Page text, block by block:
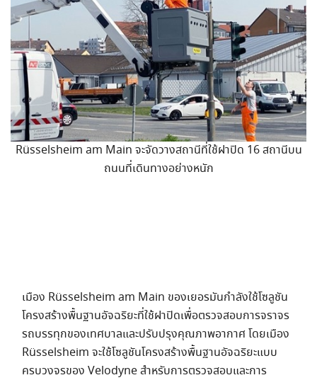
Rüsselsheim am Main จะจัดวางสถานีที่ใช้ฝาปิด 16 สถานีบน
ถนนที่เดินทางอย่างหนัก
เมือง Rüsselsheim am Main ของเยอรมันกําลังใช้โซลูชัน
โครงสร้างพื้นฐานอัจฉริยะที่ใช้ฝาปิดเพื่อตรวจสอบการจราจร
รถบรรทุกของเทศบาลและปรับปรุงคุณภาพอากาศ โดยเมือง
Rüsselsheim จะใช้โซลูชันโครงสร้างพื้นฐานอัจฉริยะแบบ
ครบวงจรของ Velodyne สําหรับการตรวจสอบและการ